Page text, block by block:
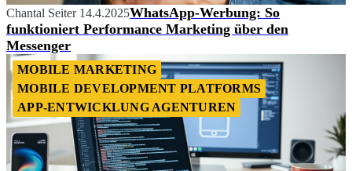
Chantal Seiter 14.4.2025WhatsApp-Werbung: So
funktioniert Performance Marketing über den
Messenger
MOBILE MARKETING
MOBILE DEVELOPMENT PLATFORMS
APP-ENTWICKLUNG AGENTUREN